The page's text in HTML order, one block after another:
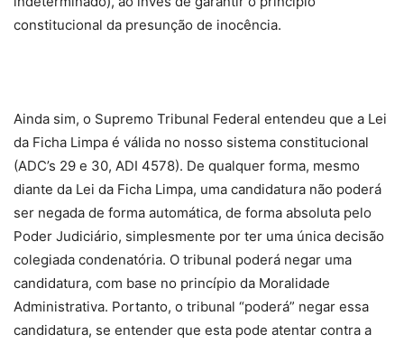
constitucional da presunção de inocência.
Ainda sim, o Supremo Tribunal Federal entendeu que a Lei
da Ficha Limpa é válida no nosso sistema constitucional
(ADC’s 29 e 30, ADI 4578). De qualquer forma, mesmo
diante da Lei da Ficha Limpa, uma candidatura não poderá
ser negada de forma automática, de forma absoluta pelo
Poder Judiciário, simplesmente por ter uma única decisão
colegiada condenatória. O tribunal poderá negar uma
candidatura, com base no princípio da Moralidade
Administrativa. Portanto, o tribunal “poderá” negar essa
candidatura, se entender que esta pode atentar contra a